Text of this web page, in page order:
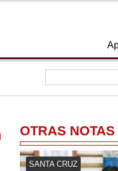
OTRAS NOTAS
SANTA CRUZ